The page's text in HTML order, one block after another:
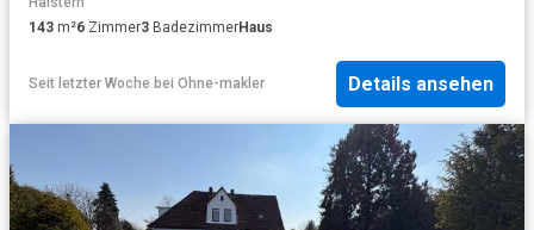
143 m²6 Zimmer3 BadezimmerHaus
Seit letzter Woche bei Ohne-makler Details ansehen